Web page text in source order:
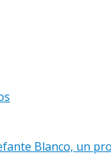
Blanco, un